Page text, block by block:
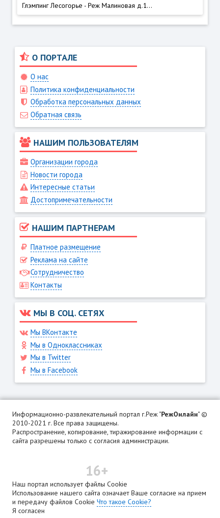
Глэмпинг Лесогорье - Реж Малиновая д.1...
О ПОРТАЛЕ
О нас
Политика конфиденциальности
Обработка персональных данных
Обратная связь
НАШИМ ПОЛЬЗОВАТЕЛЯМ
Организации города
Новости города
Интересные статьи
Достопримечательности
НАШИМ ПАРТНЕРАМ
Платное размещение
Реклама на сайте
Сотрудничество
Контакты
МЫ В СОЦ. СЕТЯХ
Мы ВКонтакте
Мы в Одноклассниках
Мы в Twitter
Мы в Facebook
Информационно-развлекательный портал г.Реж "РежОнлайн" ©
2010-2021 г. Все права защищены.
Распространение, копирование, тиражирование информации с
сайта разрешены только с согласия администрации.
16+
Наш портал использует файлы Cookie
Использование нашего сайта означает Ваше согласие на прием
и передачу файлов Cookie Что такое Cookie?
Я согласен